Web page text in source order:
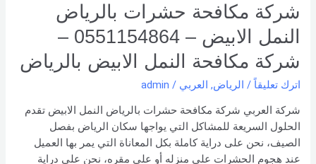
شركة مكافحة حشرات بالرياض
النمل الابيض – 0551154864 –
شركة مكافحة النمل الابيض بالرياض
اترك تعليقاً / الرياض, العربي /
admin
شركة العربي شركة مكافحة حشرات بالرياض النمل الابيض تقدم
الحلول السريعة للمشاكل التي يواجها سكان الرياض بفصل
الصيف، نحن على دراية كاملة بكل المعاناة التي يمر بها العميل
عند هجوم الحشرات على منزله أو على مقره، نحن على دراية
النمل
الابيض
بالرياض